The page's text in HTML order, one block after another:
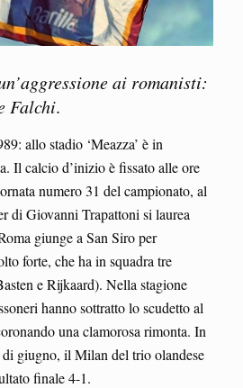
ai romanisti:
Falchi.
allo stadio ‘Meazza’ è in
Il calcio d’inizio è fissato alle ore
numero 31 del campionato, al
di Giovanni Trapattoni si laurea
giunge a San Siro per
forte, che ha in squadra tre
e Rijkaard). Nella stagione
hanno sottratto lo scudetto al
una clamorosa rimonta. In
giugno, il Milan del trio olandese
finale 4-1.